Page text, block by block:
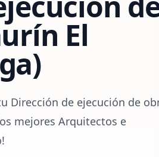
El
Dirección de ejecución de
mejores Arquitectos e